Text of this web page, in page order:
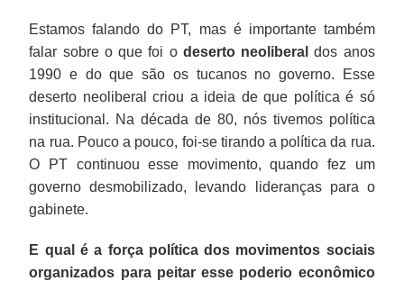
Estamos falando do PT, mas é importante também
falar sobre o que foi o deserto neoliberal dos anos
1990 e do que são os tucanos no governo. Esse
deserto neoliberal criou a ideia de que política é só
institucional. Na década de 80, nós tivemos política
na rua. Pouco a pouco, foi-se tirando a política da rua.
O PT continuou esse movimento, quando fez um
governo desmobilizado, levando lideranças para o
gabinete.
E qual é a força política dos movimentos sociais
organizados para peitar esse poderio econômico